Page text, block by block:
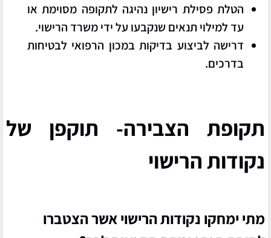
הטלת פסילת רישיון נהיגה לתקופה מסוימת או
עד למילוי תנאים שנקבעו על ידי משרד הרישוי.
דרישה לביצוע בדיקות במכון הרפואי לבטיחות
בדרכים.
תקופת הצבירה- תוקפן של
נקודות הרישוי
מתי ימחקו נקודות הרישוי אשר הצטברו